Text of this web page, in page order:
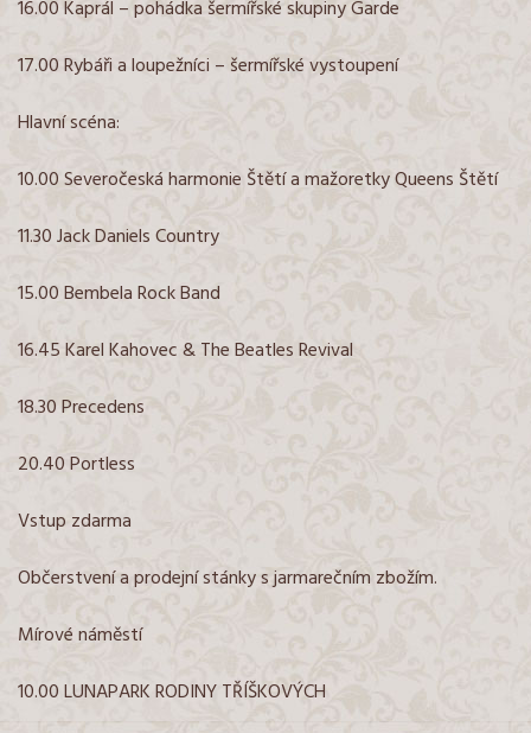
16.00 Kaprál – pohádka šermířské skupiny Garde
17.00 Rybáři a loupežníci – šermířské vystoupení
Hlavní scéna:
10.00 Severočeská harmonie Štětí a mažoretky Queens Štětí
11.30 Jack Daniels Country
15.00 Bembela Rock Band
16.45 Karel Kahovec & The Beatles Revival
18.30 Precedens
20.40 Portless
Vstup zdarma
Občerstvení a prodejní stánky s jarmarečním zbožím.
Mírové náměstí
10.00 LUNAPARK RODINY TŘÍŠKOVÝCH